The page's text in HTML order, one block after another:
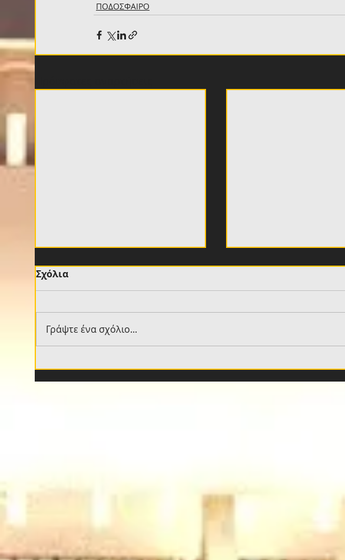
ΠΟΔΟΣΦΑΙΡΟ
Φιλαδέλφεια (VIDEO)
«Βασίζουμε πολλά
Σχόλια
Γράψτε ένα σχόλιο...